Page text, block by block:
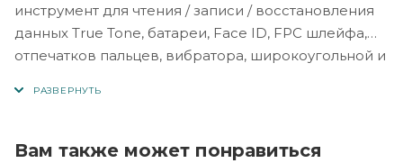
инструмент для чтения / записи / восстановления
данных True Tone, батареи, Face ID, FPC шлейфа,
отпечатков пальцев, вибратора, широкоугольной и
аккумулятор / серийный номер отпечатков
Вам также может понравиться